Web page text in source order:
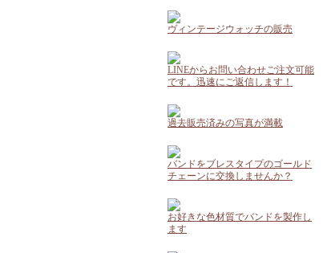
ヴィンテージウォッチの販売
LINEからお問い合わせご注文可能
です。迅速にご返信します！
過去販売済みの写真が満載
バンドをブレスタイプのゴールド
チェーンに交換しませんか？
お好きな色材質でバンドを製作し
ます